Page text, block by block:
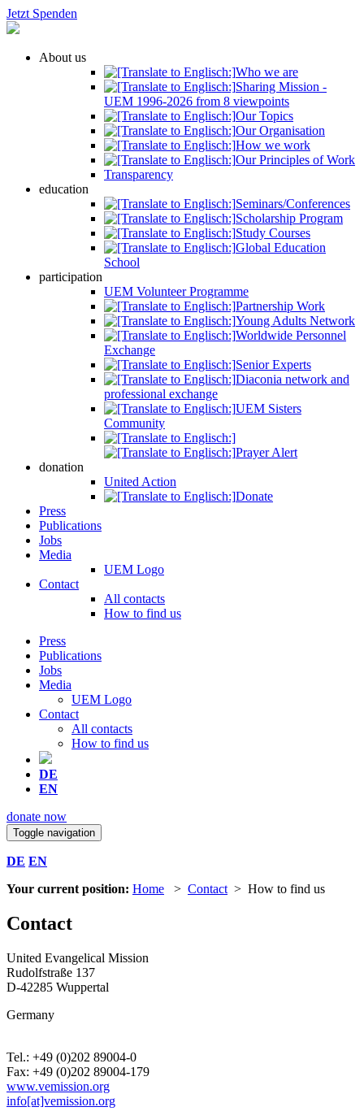
Jetzt Spenden
About us
Who we are
Sharing Mission -
UEM 1996-2026 from 8 viewpoints
Our Topics
Our Organisation
How we work
Our Principles of Work
Transparency
education
Seminars/Conferences
Scholarship Program
Study Courses
Global Education
School
participation
UEM Volunteer Programme
Partnership Work
Young Adults Network
Worldwide Personnel
Exchange
Senior Experts
Diaconia network and
professional exchange
UEM Sisters
Community
Prayer Alert
donation
United Action
Donate
Press
Publications
Jobs
Media
UEM Logo
Contact
All contacts
How to find us
Press
Publications
Jobs
Media
UEM Logo
Contact
All contacts
How to find us
DE
EN
donate now
Toggle navigation
DE EN
Your current position: Home > Contact > How to find us
Contact
United Evangelical Mission
Rudolfstraße 137
D-42285 Wuppertal
Germany
Tel.: +49 (0)202 89004-0
Fax: +49 (0)202 89004-179
www.vemission.org
info[at]vemission.org